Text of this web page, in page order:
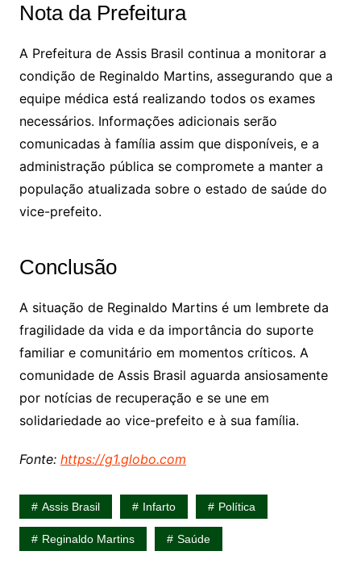
Nota da Prefeitura
A Prefeitura de Assis Brasil continua a monitorar a
condição de Reginaldo Martins, assegurando que a
equipe médica está realizando todos os exames
necessários. Informações adicionais serão
comunicadas à família assim que disponíveis, e a
administração pública se compromete a manter a
população atualizada sobre o estado de saúde do
vice-prefeito.
Conclusão
A situação de Reginaldo Martins é um lembrete da
fragilidade da vida e da importância do suporte
familiar e comunitário em momentos críticos. A
comunidade de Assis Brasil aguarda ansiosamente
por notícias de recuperação e se une em
solidariedade ao vice-prefeito e à sua família.
Fonte: https://g1.globo.com
Assis Brasil Infarto Política
Reginaldo Martins Saúde